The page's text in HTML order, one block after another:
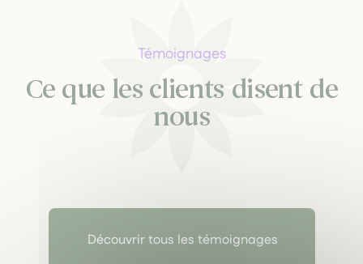
Témoignages
Ce que les clients disent de
nous
Découvrir tous les témoignages